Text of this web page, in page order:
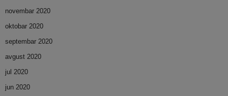
novembar 2020
oktobar 2020
septembar 2020
avgust 2020
jul 2020
jun 2020